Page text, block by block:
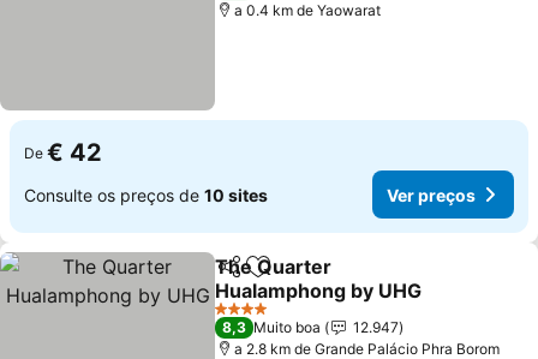
a 0.4 km de Yaowarat
De € 42
Consulte os preços de 10 sites Ver preços
PartilharAdicionar aos favoritos
The Quarter
Hualamphong by UHG
4 Estrelas
8,3 Muito boa
12.947
a 2.8 km de Grande Palácio Phra Borom